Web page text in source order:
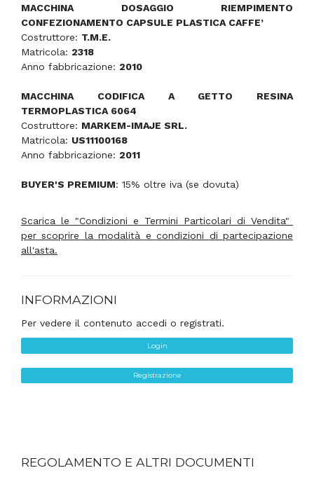
MACCHINA DOSAGGIO RIEMPIMENTO
CONFEZIONAMENTO CAPSULE PLASTICA CAFFE’
Costruttore: T.M.E.
Matricola: 2318
Anno fabbricazione: 2010
MACCHINA CODIFICA A GETTO RESINA
TERMOPLASTICA 6064
Costruttore: MARKEM-IMAJE SRL.
Matricola: US11100168
Anno fabbricazione: 2011
BUYER'S PREMIUM: 15% oltre iva (se dovuta)
Scarica le "Condizioni e Termini Particolari di Vendita"
per scoprire la modalità e condizioni di partecipazione
all'asta.
INFORMAZIONI
Per vedere il contenuto accedi o registrati.
Login
Registrazione
REGOLAMENTO E ALTRI DOCUMENTI